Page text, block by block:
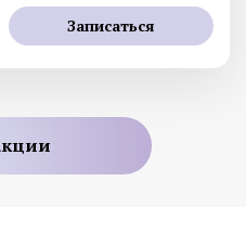
Записаться